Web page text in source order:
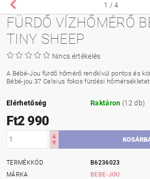
1 / 4
FÜRDŐ VÍZHŐMÉRŐ
TINY SHEEP
Nincs értékelés
A Bébé-Jou fürdő hőmérő rendkívül pontos és
Bébé-jou 37 Celsius fokos fürdési hőmérsékletet
Elérhetőség Raktáron (12 db)
Ft2 990
TERMÉKKÓD
B6236023
MÁRKA
BEBE-JOU